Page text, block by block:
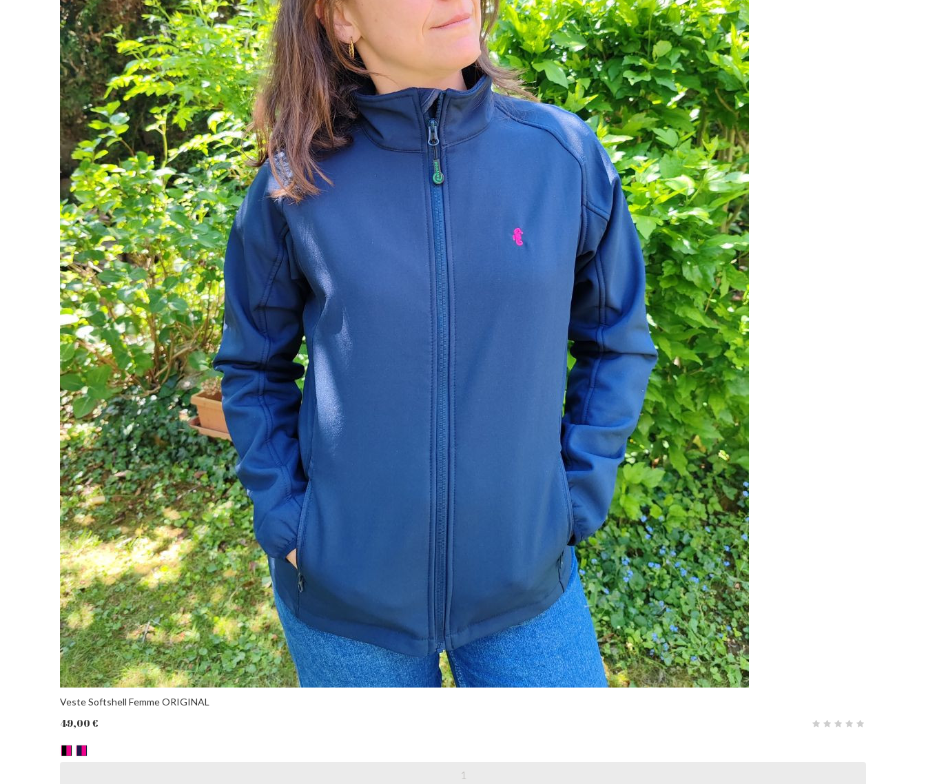
Veste Softshell Femme ORIGINAL
49,00 €